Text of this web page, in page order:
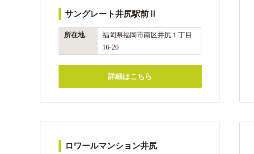
サングレート井尻駅前Ⅱ
所在地
福岡県福岡市南区井尻１丁目
16-20
詳細はこちら
ロワールマンション井尻